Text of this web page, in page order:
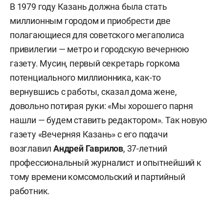
В 1979 году Казань должна была стать
миллионным городом и приобрести две
полагающиеся для советского мегаполиса
привилегии — метро и городскую вечернюю
газету. Мусин, первый секретарь горкома
потенциального миллионника, как-то
вернувшись с работы, сказал дома жене,
довольно потирая руки: «Мы хорошего парня
нашли — будем ставить редактором». Так новую
газету «Вечерняя Казань» с его подачи
возглавилАндрей Гаврилов, 37-летний
профессиональный журналист и опытнейший к
тому времени комсомольский и партийный
работник.